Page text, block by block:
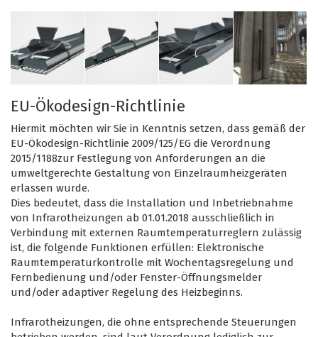
EU-Ökodesign-Richtlinie
Hiermit möchten wir Sie in Kenntnis setzen, dass gemäß der
EU-Ökodesign-Richtlinie 2009/125/EG die Verordnung
2015/1188zur Festlegung von Anforderungen an die
umweltgerechte Gestaltung von Einzelraumheizgeräten
erlassen wurde.
Dies bedeutet, dass die Installation und Inbetriebnahme
von Infrarotheizungen ab 01.01.2018 ausschließlich in
Verbindung mit externen Raumtemperaturreglern zulässig
ist, die folgende Funktionen erfüllen: Elektronische
Raumtemperaturkontrolle mit Wochentagsregelung und
Fernbedienung und/oder Fenster-Öffnungsmelder
und/oder adaptiver Regelung des Heizbeginns.
Infrarotheizungen, die ohne entsprechende Steuerungen